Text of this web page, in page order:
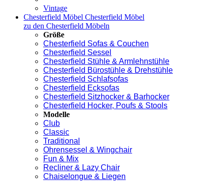
Vintage
Chesterfield Möbel Chesterfield Möbel
zu den Chesterfield Möbeln
Größe
Chesterfield Sofas & Couchen
Chesterfield Sessel
Chesterfield Stühle & Armlehnstühle
Chesterfield Bürostühle & Drehstühle
Chesterfield Schlafsofas
Chesterfield Ecksofas
Chesterfield Sitzhocker & Barhocker
Chesterfield Hocker, Poufs & Stools
Modelle
Club
Classic
Traditional
Ohrensessel & Wingchair
Fun & Mix
Recliner & Lazy Chair
Chaiselongue & Liegen